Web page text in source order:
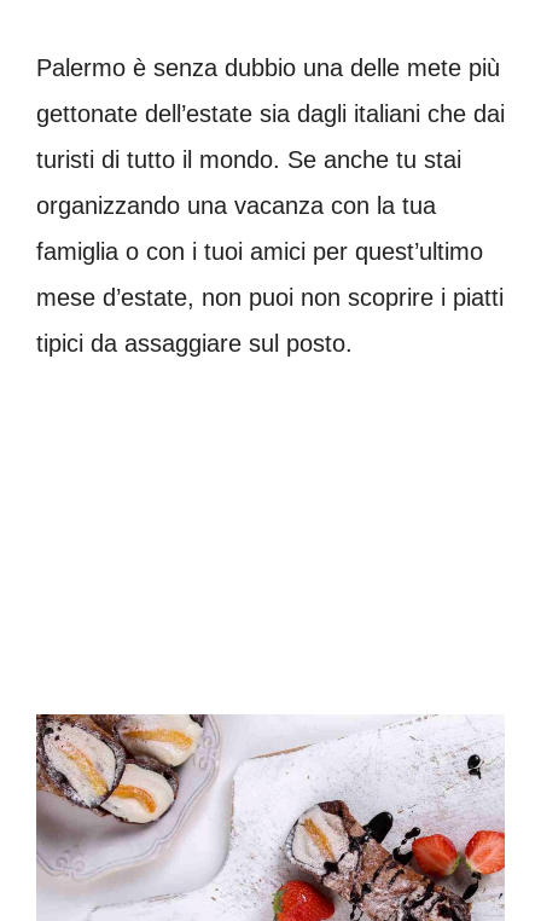
Palermo è senza dubbio una delle mete più
gettonate dell’estate sia dagli italiani che dai
turisti di tutto il mondo. Se anche tu stai
organizzando una vacanza con la tua
famiglia o con i tuoi amici per quest’ultimo
mese d’estate, non puoi non scoprire i piatti
tipici da assaggiare sul posto.